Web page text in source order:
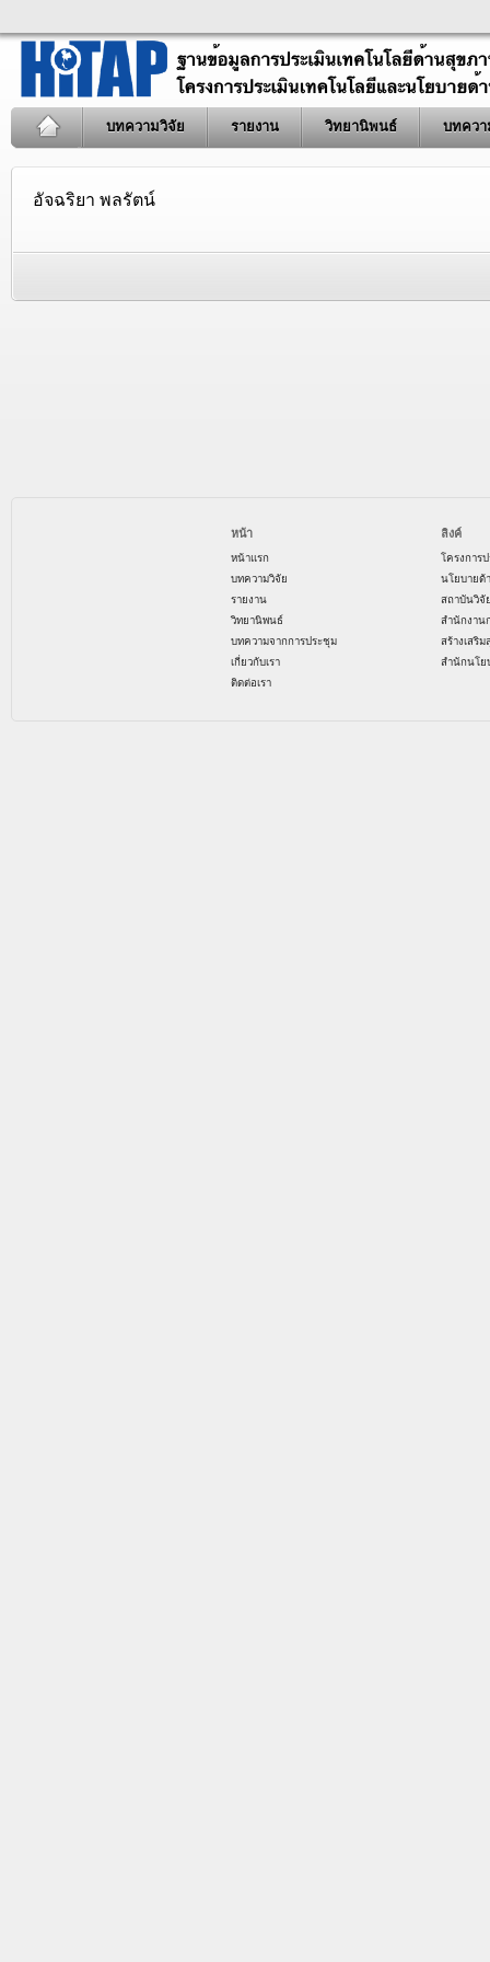
บทความวิจัย รายงาน วิทยานิพนธ์ บทควา
อัจฉริยา พลรัตน์
หน้า
หน้าแรก
บทความวิจัย
รายงาน
วิทยานิพนธ์
บทความจากการประชุม
เกี่ยวกับเรา
ติดต่อเรา
ลิงค์
โครงการ
นโยบายด้
สถาบันวิจั
สำนักงาน
สร้างเสริ
สำนักนโย